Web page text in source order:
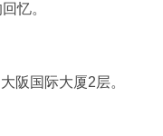
忆。
阪国际大厦2层。